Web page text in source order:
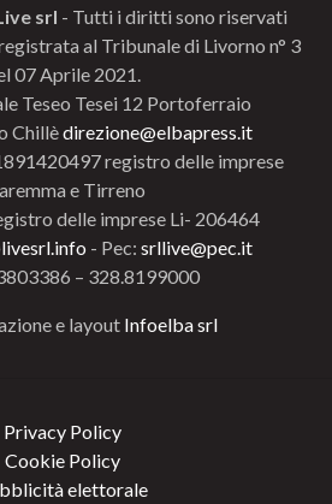
srl - Tutti i diritti sono riservati
al Tribunale di Livorno n° 3
07 Aprile 2021.
Teseo Tesei 12 Portoferraio
Chillèdirezione@elbapress.it
registro delle imprese
e Tirreno
delle imprese Li- 206464
- Pec: srllive@pec.it
– 328.8199000
e layout Infoelba srl
Privacy Policy
Cookie Policy
elettorale